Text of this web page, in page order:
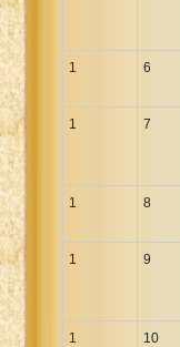
Vietnamese 1934
Xhosa Bible
1 6
1 7
1 8
1 9
1 10